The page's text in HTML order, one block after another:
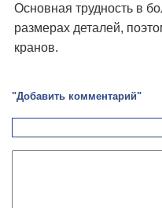
Основная трудность в
размерах деталей,
кранов.
"Добавить комментарий"